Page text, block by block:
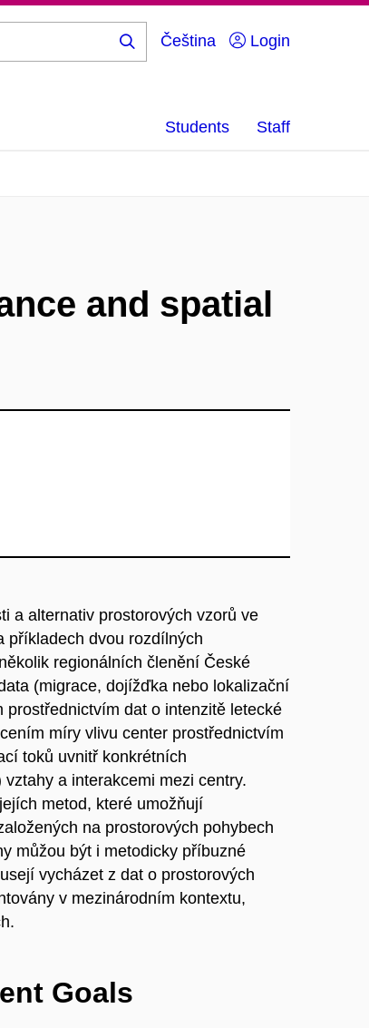
Čeština Login
Students Staff
and spatial
a alternativ prostorových vzorů ve
příkladech dvou rozdílných
regionálních členění České
(migrace, dojížďka nebo lokalizační
dat o intenzitě letecké
míry vlivu center prostřednictvím
toků uvnitř konkrétních
a interakcemi mezi centry.
metod, které umožňují
na prostorových pohybech
můžou být i metodicky příbuzné
vycházet z dat o prostorových
v mezinárodním kontextu,
Goals